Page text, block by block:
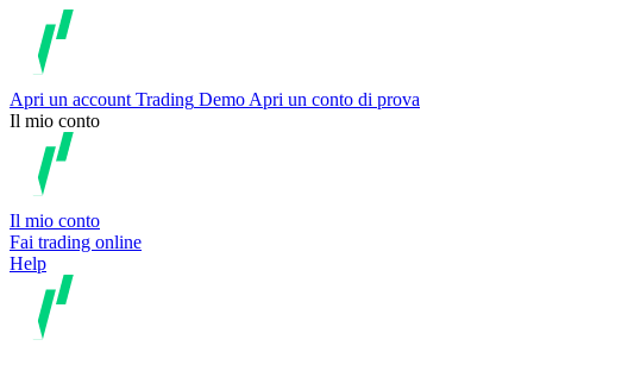
Apri un account Trading Demo Apri un conto di prova
Il mio conto
Il mio conto
Fai trading online
Help